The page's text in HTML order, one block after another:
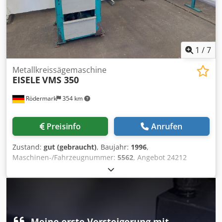
1 /7
Rödermark 354 km
Metallkreissägemaschine
EISELE VMS 350
Preisinfo Anrufen
Zustand: gut (gebraucht), Baujahr: 1996,
Maschinen-/Fahrzeugnummer: 5562, Angebot 24212
Technische Daten: - Sägeblattdurchmesser bis 350 mm -
Sägeblattvorschub über Handhebel - größte Öffnungsweite
des Schraubstocks 205 mm - Schnittbereich - bei
Sägeblattdurchmesser 350 mm - bei 90° rund 120 mm -
mm - bei 45° rund 100 mm - flach 100 x 100 mm -